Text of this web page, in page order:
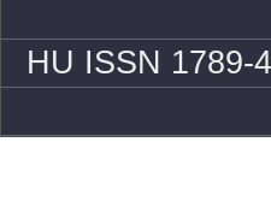
HU ISSN